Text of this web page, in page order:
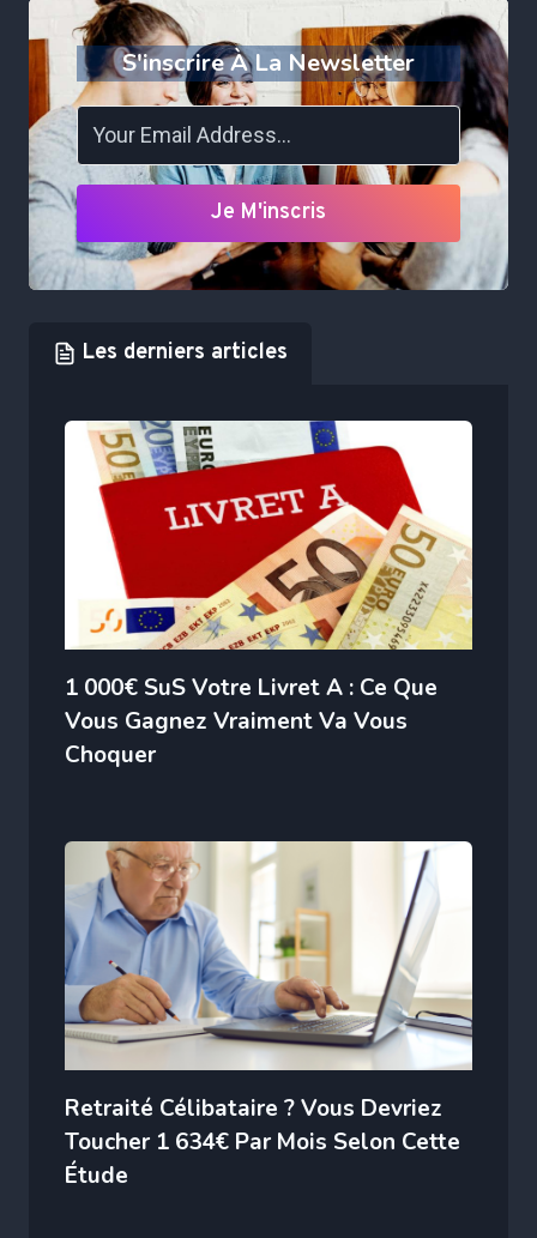
S'inscrire À La Newsletter
Je M'inscris
Les derniers articles
1 000€ SuS Votre Livret A : Ce Que
Vous Gagnez Vraiment Va Vous
Choquer
Retraité Célibataire ? Vous Devriez
Toucher 1 634€ Par Mois Selon Cette
Étude